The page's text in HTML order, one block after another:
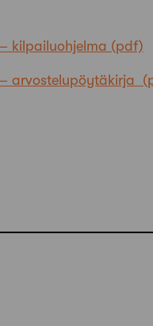
kilpailuohjelma
arvostelupöytäkirja